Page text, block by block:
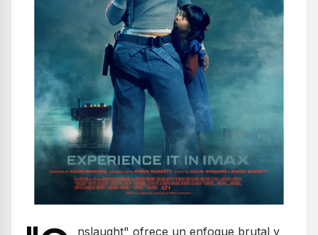
nslaught" ofrece un enfoque brutal y